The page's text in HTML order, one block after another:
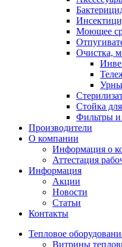
Моющее
Очистка,
Стойка
Фильтры и
Производители
О компании
Информация о
Аттестация
Информация
Акции
Новости
Статьи
Контакты
Тепловое
Витрины